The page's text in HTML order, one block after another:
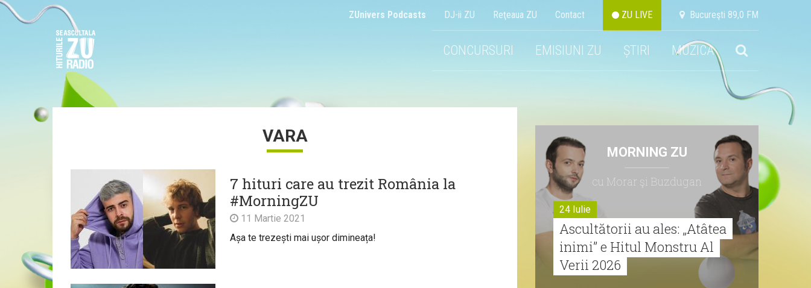
ZUnivers Podcasts DJ-ii ZU Reţeaua ZU Contact ZU LIVE Bucureşti 89,0 FM
CONCURSURI EMISIUNI ZU ȘTIRI MUZICA
VARA
7 hituri care au trezit România la
#MorningZU
11 Martie 2021
Așa te trezești mai ușor dimineața!
MORNING ZU
cu Morar şi Buzdugan
24 Iulie
Ascultătorii au ales: „Atâtea
inimi” e Hitul Monstru Al
Verii 2026